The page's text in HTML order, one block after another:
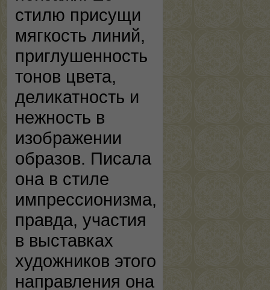
стилю присущи
мягкость линий,
приглушенность
тонов цвета,
деликатность и
нежность в
изображении
образов. Писала
она в стиле
импрессионизма,
правда, участия
в выставках
художников этого
направления она